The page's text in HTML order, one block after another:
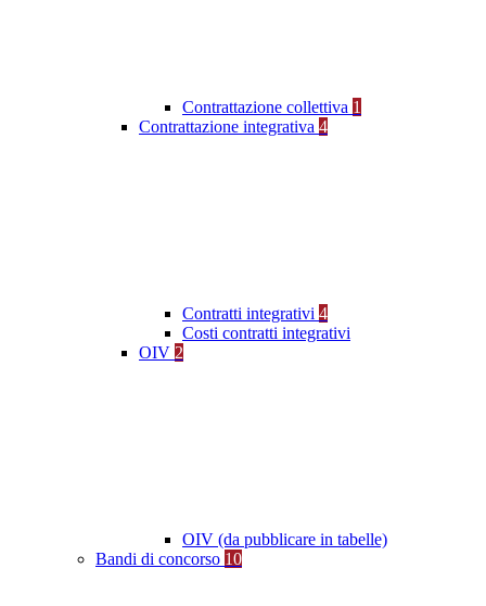
Contrattazione collettiva 1
Contrattazione integrativa 4
Contratti integrativi 4
Costi contratti integrativi
OIV 2
OIV (da pubblicare in tabelle)
Bandi di concorso 10